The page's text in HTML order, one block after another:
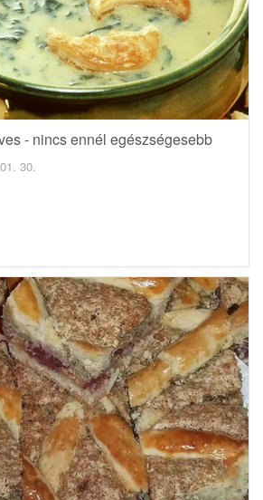
- nincs ennél egészségesebb
30.